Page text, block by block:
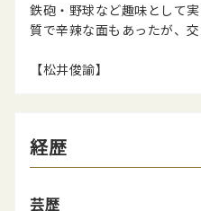
鉄砲・野球など趣味として
質で辛辣な面もあったが、交
【松井俊諭】
経歴
芸歴